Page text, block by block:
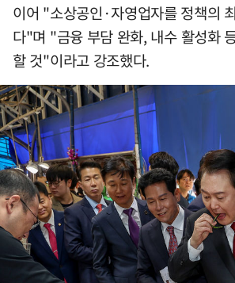
이어 "소상공인·자영업자를 정책의
다"며 "금융 부담 완화, 내수 활성화
할 것"이라고 강조했다.